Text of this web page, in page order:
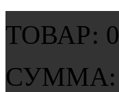
ТОВАР: 0
СУММА: